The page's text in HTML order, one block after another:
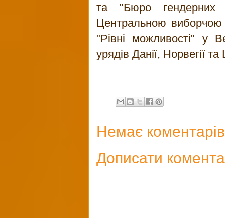
та "Бюро гендерних
Центральною виборчою
"Рівні можливості" у
урядів Данії, Норвегії та
Немає
Дописати